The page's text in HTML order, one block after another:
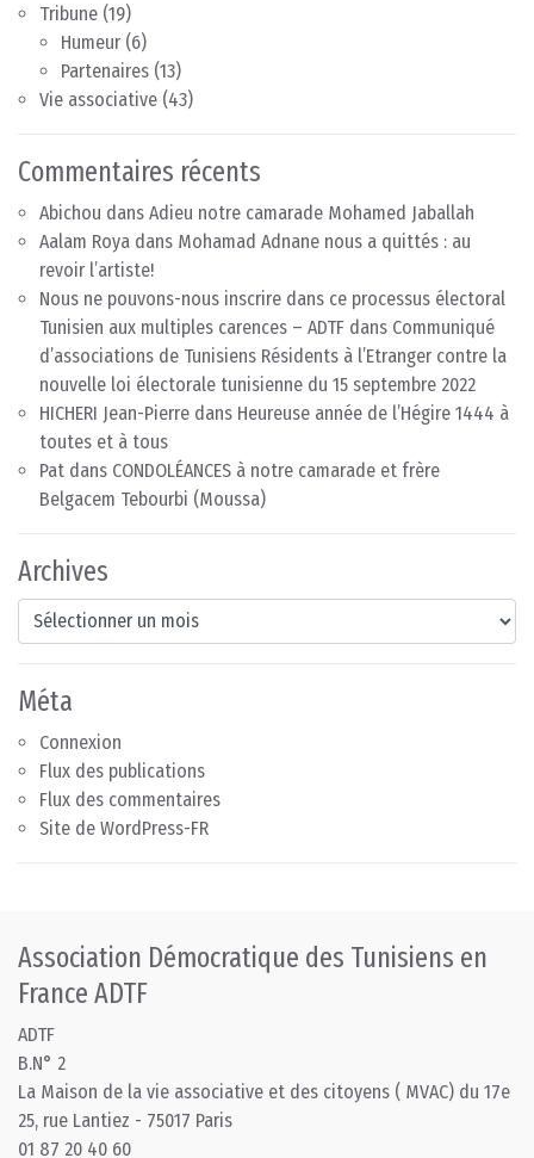
Tribune (19)
Humeur (6)
Partenaires (13)
Vie associative (43)
Commentaires récents
Abichou dans Adieu notre camarade Mohamed Jaballah
Aalam Roya dans Mohamad Adnane nous a quittés : au
revoir l’artiste!
Nous ne pouvons-nous inscrire dans ce processus électoral
Tunisien aux multiples carences – ADTF dans Communiqué
d’associations de Tunisiens Résidents à l’Etranger contre la
nouvelle loi électorale tunisienne du 15 septembre 2022
HICHERI Jean-Pierre dans Heureuse année de l’Hégire 1444 à
toutes et à tous
Pat dans CONDOLÉANCES à notre camarade et frère
Belgacem Tebourbi (Moussa)
Archives
Archives
Méta
Connexion
Flux des publications
Flux des commentaires
Site de WordPress-FR
Association Démocratique des Tunisiens en
France ADTF
ADTF
B.N° 2
La Maison de la vie associative et des citoyens ( MVAC) du 17e
25, rue Lantiez - 75017 Paris
01 87 20 40 60